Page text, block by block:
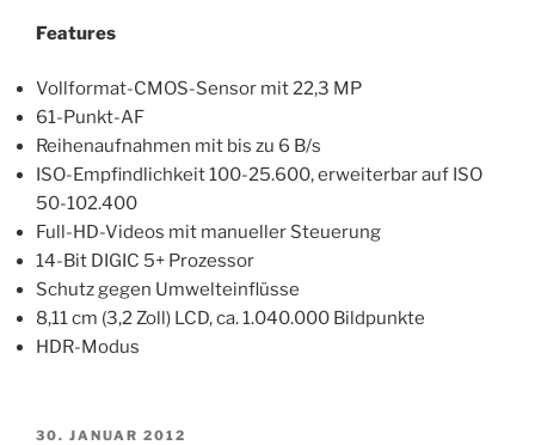
Features
Vollformat-CMOS-Sensor mit 22,3 MP
61-Punkt-AF
Reihenaufnahmen mit bis zu 6 B/s
ISO-Empfindlichkeit 100-25.600, erweiterbar auf ISO
50-102.400
Full-HD-Videos mit manueller Steuerung
14-Bit DIGIC 5+ Prozessor
Schutz gegen Umwelteinflüsse
8,11 cm (3,2 Zoll) LCD, ca. 1.040.000 Bildpunkte
HDR-Modus
VERÖFFENTLICHT
30. JANUAR 2012